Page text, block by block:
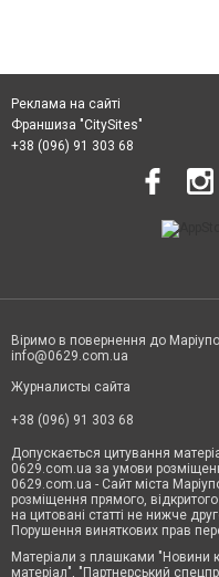
Реклама на сайті
Франшиза "CitySites"
+38 (096) 91 303 68
Віримо в повернення до
info@0629.com.ua
Журналисты сайта
+38 (096) 91 303 68
Допускається цитування
0629.com.ua за умови
0629.com.ua - Сайт міста
розміщення прямого,
на цитовані статті не нижче
Порушення виняткових прав
Матеріали з плашками "Новини
матеріал", "Партнерський